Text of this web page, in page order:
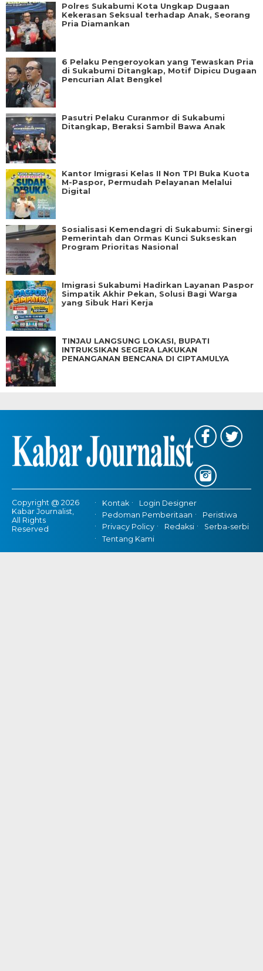
Polres Sukabumi Kota Ungkap Dugaan
Kekerasan Seksual terhadap Anak, Seorang
Pria Diamankan
6 Pelaku Pengeroyokan yang Tewaskan Pria
di Sukabumi Ditangkap, Motif Dipicu Dugaan
Pencurian Alat Bengkel
Pasutri Pelaku Curanmor di Sukabumi
Ditangkap, Beraksi Sambil Bawa Anak
Kantor Imigrasi Kelas II Non TPI Buka Kuota
M-Paspor, Permudah Pelayanan Melalui
Digital
Sosialisasi Kemendagri di Sukabumi: Sinergi
Pemerintah dan Ormas Kunci Sukseskan
Program Prioritas Nasional
Imigrasi Sukabumi Hadirkan Layanan Paspor
Simpatik Akhir Pekan, Solusi Bagi Warga
yang Sibuk Hari Kerja
TINJAU LANGSUNG LOKASI, BUPATI
INTRUKSIKAN SEGERA LAKUKAN
PENANGANAN BENCANA DI CIPTAMULYA
Copyright @ 2026
Kabar Journalist,
All Rights
Reserved
Kontak
Login Designer
Pedoman Pemberitaan
Peristiwa
Privacy Policy
Redaksi
Serba-serbi
Tentang Kami